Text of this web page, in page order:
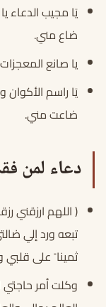
يَا مجيب الدعاء
ضاع مني.
يا صانع
يَا راسم
ضاعت مني.
دعاء لمن
( اللهم ارزقني
تبعه ورد إلي
ثمينا ً على قلبي
وكلت أمر حاجتي